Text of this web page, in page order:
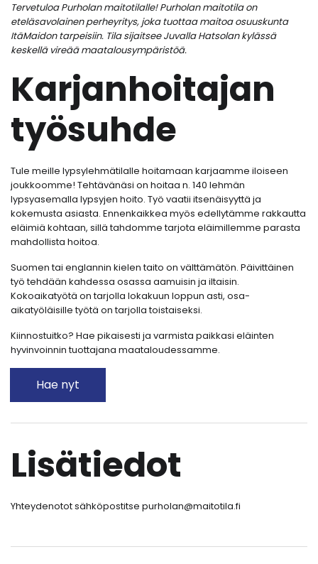
Tervetuloa Purholan maitotilalle! Purholan maitotila on
eteläsavolainen perheyritys, joka tuottaa maitoa osuuskunta
ItäMaidon tarpeisiin. Tila sijaitsee Juvalla Hatsolan kylässä
keskellä vireää maatalousympäristöä.
Karjanhoitajan
työsuhde
Tule meille lypsylehmätilalle hoitamaan karjaamme iloiseen
joukkoomme! Tehtävänäsi on hoitaa n. 140 lehmän
lypsyasemalla lypsyjen hoito. Työ vaatii itsenäisyyttä ja
kokemusta asiasta. Ennenkaikkea myös edellytämme rakkautta
eläimiä kohtaan, sillä tahdomme tarjota eläimillemme parasta
mahdollista hoitoa.
Suomen tai englannin kielen taito on välttämätön. Päivittäinen
työ tehdään kahdessa osassa aamuisin ja iltaisin.
Kokoaikatyötä on tarjolla lokakuun loppun asti, osa-
aikatyöläisille työtä on tarjolla toistaiseksi.
Kiinnostuitko? Hae pikaisesti ja varmista paikkasi eläinten
hyvinvoinnin tuottajana maataloudessamme.
Hae nyt
Lisätiedot
Yhteydenotot sähköpostitse purholan@maitotila.fi